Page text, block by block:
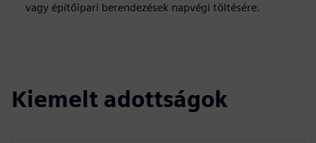
vagy építőipari berendezések napvégi töltésére.
Kiemelt adottságok